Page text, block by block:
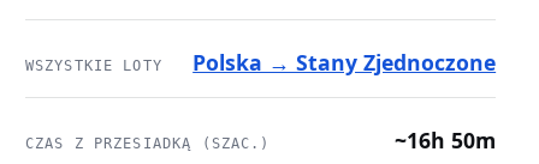
WSZYSTKIE LOTY Polska → Stany Zjednoczone
CZAS Z PRZESIADKĄ (SZAC.) ~16h 50m